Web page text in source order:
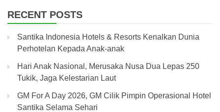
RECENT POSTS
Santika Indonesia Hotels & Resorts Kenalkan Dunia
Perhotelan Kepada Anak-anak
Hari Anak Nasional, Merusaka Nusa Dua Lepas 250
Tukik, Jaga Kelestarian Laut
GM For A Day 2026, GM Cilik Pimpin Operasional Hotel
Santika Selama Sehari